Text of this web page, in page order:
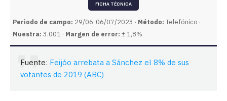
FICHA TÉCNICA
Periodo de campo: 29/06-06/07/2023 · Método: Telefónico ·
Muestra: 3.001 · Margen de error: ± 1,8%
Fuente: Feijóo arrebata a Sánchez el 8% de sus
votantes de 2019 (ABC)